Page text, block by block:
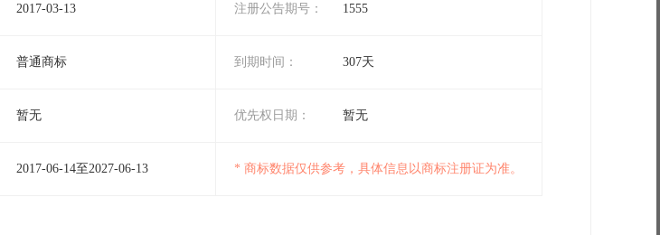
2017-03-13 注册公告期号： 1555
普通商标 到期时间： 307天
暂无 优先权日期： 暂无
2017-06-14至2027-06-13 * 商标数据仅供参考，具体信息以商标注册证为准。